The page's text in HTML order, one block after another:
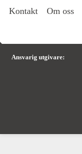
Kontakt Om oss
Ansvarig utgivare: